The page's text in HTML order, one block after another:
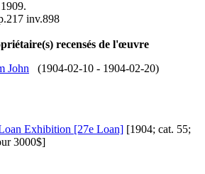
inv.898
recensés de l'œuvre
John (1904-02-10 - 1904-02-20)
Exhibition [27e Loan] [1904; cat. 55;
3000$]